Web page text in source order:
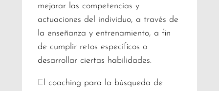
mejorar las competencias y
actuaciones del individuo, a través de
la enseñanza y entrenamiento, a fin
de cumplir retos específicos o
desarrollar ciertas habilidades.
El coaching para la búsqueda de